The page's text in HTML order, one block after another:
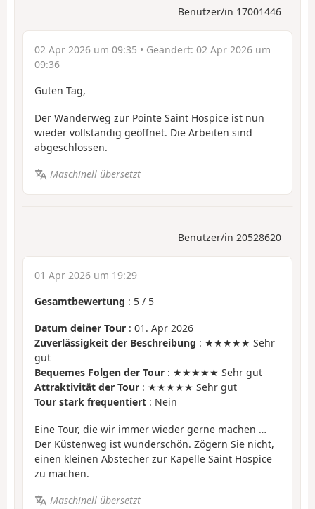
Benutzer/in 17001446
02 Apr 2026 um 09:35 • Geändert: 02 Apr 2026 um
09:36
Guten Tag,
Der Wanderweg zur Pointe Saint Hospice ist nun
wieder vollständig geöffnet. Die Arbeiten sind
abgeschlossen.
Maschinell übersetzt
Benutzer/in 20528620
01 Apr 2026 um 19:29
Gesamtbewertung : 5 / 5
Datum deiner Tour : 01. Apr 2026
Zuverlässigkeit der Beschreibung : ★★★★★ Sehr
gut
Bequemes Folgen der Tour : ★★★★★ Sehr gut
Attraktivität der Tour : ★★★★★ Sehr gut
Tour stark frequentiert : Nein
Eine Tour, die wir immer wieder gerne machen …
Der Küstenweg ist wunderschön. Zögern Sie nicht,
einen kleinen Abstecher zur Kapelle Saint Hospice
zu machen.
Maschinell übersetzt